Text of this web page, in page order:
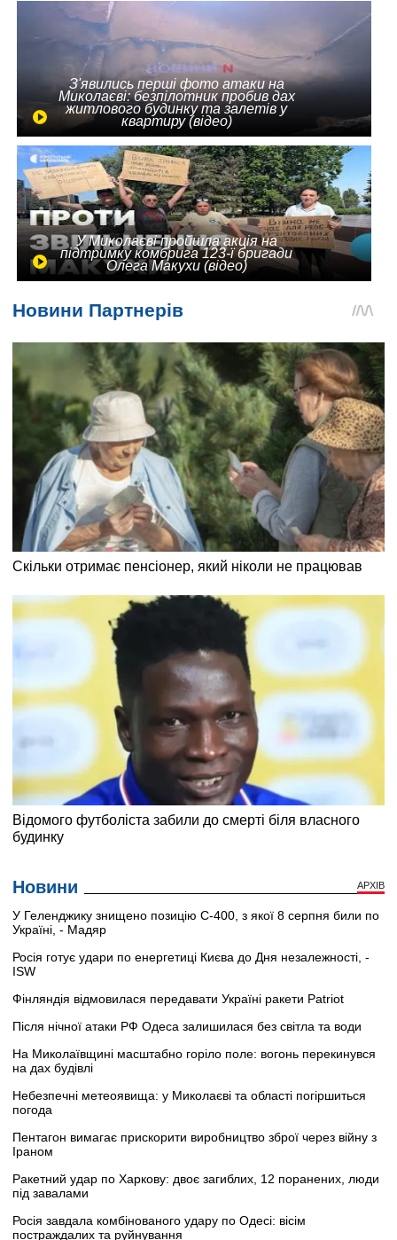
З'явились перші фото атаки на
Миколаєві: безпілотник пробив дах
житлового будинку та залетів у
квартиру (відео)
У Миколаєві пройшла акція на
підтримку комбрига 123-ї бригади
Олега Макухи (відео)
Новини АРХІВ
У Геленджику знищено позицію С-400, з якої 8 серпня били по
Україні, - Мадяр
Росія готує удари по енергетиці Києва до Дня незалежності, -
ISW
Фінляндія відмовилася передавати Україні ракети Patriot
Після нічної атаки РФ Одеса залишилася без світла та води
На Миколаївщині масштабно горіло поле: вогонь перекинувся
на дах будівлі
Небезпечні метеоявища: у Миколаєві та області погіршиться
погода
Пентагон вимагає прискорити виробництво зброї через війну з
Іраном
Ракетний удар по Харкову: двоє загиблих, 12 поранених, люди
під завалами
Росія завдала комбінованого удару по Одесі: вісім
постраждалих та руйнування